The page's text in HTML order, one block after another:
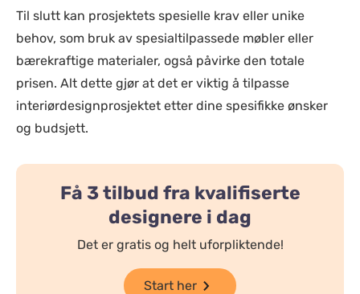
Til slutt kan prosjektets spesielle krav eller unike
behov, som bruk av spesialtilpassede møbler eller
bærekraftige materialer, også påvirke den totale
prisen. Alt dette gjør at det er viktig å tilpasse
interiørdesignprosjektet etter dine spesifikke ønsker
og budsjett.
Få 3 tilbud fra kvalifiserte
designere i dag
Det er gratis og helt uforpliktende!
Start her